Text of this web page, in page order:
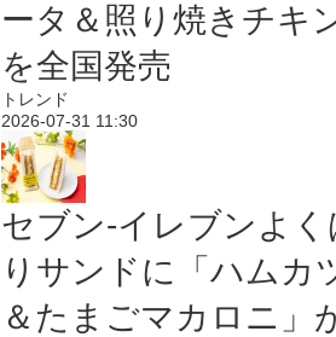
ータ＆照り焼きチキ
を全国発売
トレンド
2026-07-31 11:30
セブン‐イレブンよく
りサンドに「ハムカ
＆たまごマカロニ」